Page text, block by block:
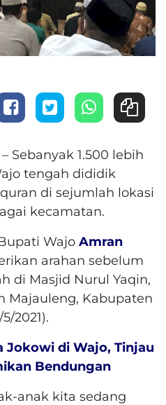
– Sebanyak 1.500 lebih
tengah dididik
di sejumlah lokasi
kecamatan.
Wajo Amran
arahan sebelum
di Masjid Nurul Yaqin,
Majauleng, Kabupaten
2021).
Jokowi di Wajo, Tinjau
Bendungan
anak kita sedang